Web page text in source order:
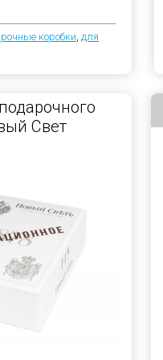
коробки, для
Свет